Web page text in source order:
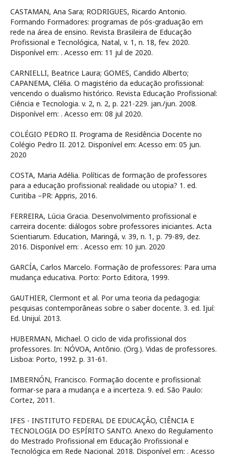
CASTAMAN, Ana Sara; RODRIGUES, Ricardo Antonio.
Formando Formadores: programas de pós-graduação em
rede na área de ensino. Revista Brasileira de Educação
Profissional e Tecnológica, Natal, v. 1, n. 18, fev. 2020.
Disponível em: . Acesso em: 11 jul de 2020.
CARNIELLI, Beatrice Laura; GOMES, Candido Alberto;
CAPANEMA, Clélia. O magistério da educação profissional:
vencendo o dualismo histórico. Revista Educação Profissional:
Ciência e Tecnologia. v. 2, n. 2, p. 221-229. jan./jun. 2008.
Disponível em: . Acesso em: 08 jul 2020.
COLÉGIO PEDRO II. Programa de Residência Docente no
Colégio Pedro II. 2012. Disponível em: Acesso em: 05 jun.
2020
COSTA, Maria Adélia. Políticas de formação de professores
para a educação profissional: realidade ou utopia? 1. ed.
Curitiba –PR: Appris, 2016.
FERREIRA, Lúcia Gracia. Desenvolvimento profissional e
carreira docente: diálogos sobre professores iniciantes. Acta
Scientiarum. Education, Maringá, v. 39, n. 1, p. 79-89, dez.
2016. Disponível em: . Acesso em: 10 jun. 2020
GARCÍA, Carlos Marcelo. Formação de professores: Para uma
mudança educativa. Porto: Porto Editora, 1999.
GAUTHIER, Clermont et al. Por uma teoria da pedagogia:
pesquisas contemporâneas sobre o saber docente. 3. ed. Ijuí:
Ed. Unijuí. 2013.
HUBERMAN, Michael. O ciclo de vida profissional dos
professores. In: NÓVOA, Antônio. (Org.). Vidas de professores.
Lisboa: Porto, 1992. p. 31-61.
IMBERNÓN, Francisco. Formação docente e profissional:
formar-se para a mudança e a incerteza. 9. ed. São Paulo:
Cortez, 2011.
IFES - INSTITUTO FEDERAL DE EDUCAÇÃO, CIÊNCIA E
TECNOLOGIA DO ESPÍRITO SANTO. Anexo do Regulamento
do Mestrado Profissional em Educação Profissional e
Tecnológica em Rede Nacional. 2018. Disponível em: . Acesso